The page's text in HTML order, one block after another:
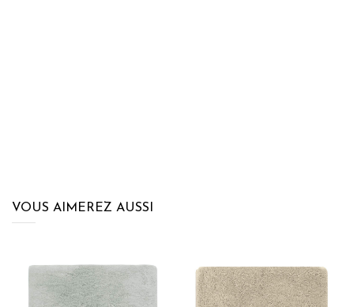
VOUS AIMEREZ AUSSI